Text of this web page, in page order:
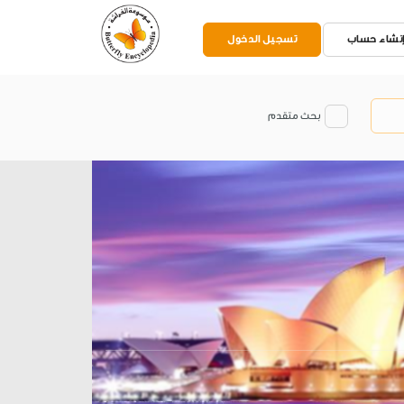
إنشاء حساب تسجيل الدخول
بحث متقدم